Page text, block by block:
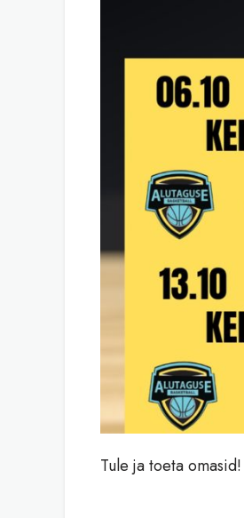
Tule ja toeta omasid!